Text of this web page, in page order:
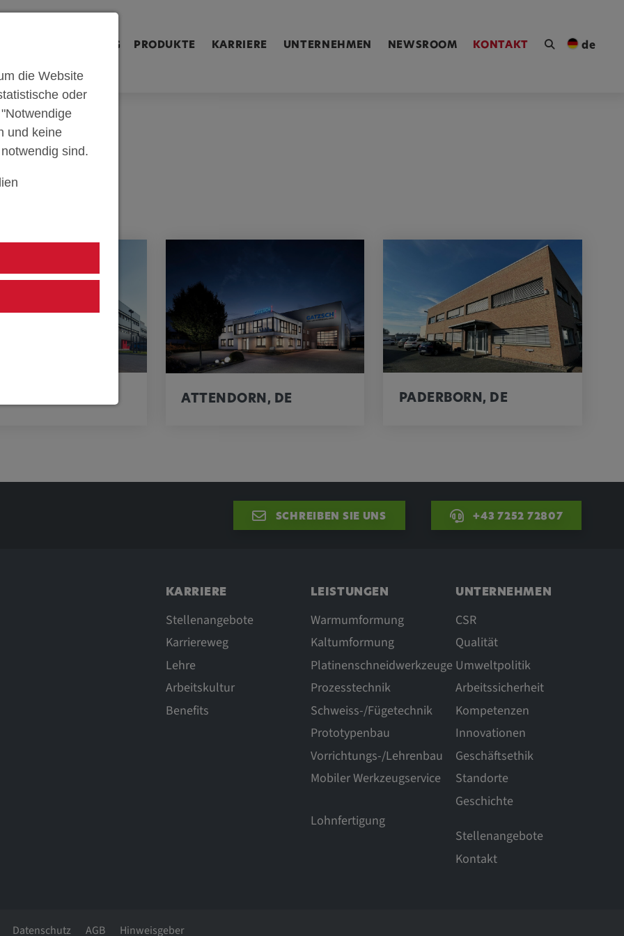
[Alt+2]Zum Inhalt springen [Alt+3]
SERIENFERTIGUNG PRODUKTE KARRIERE UNTERNEHMEN NEWSROOM KONTAKT de
ATTENDORN, DE PADERBORN, DE
SCHREIBEN SIE UNS +43 7252 72807
KARRIERE
Stellenangebote
Karriereweg
Lehre
Arbeitskultur
Benefits
LEISTUNGEN
Warmumformung
Kaltumformung
Platinenschneidwerkzeuge
Prozesstechnik
Schweiss-/Fügetechnik
Prototypenbau
Vorrichtungs-/Lehrenbau
Mobiler Werkzeugservice
Lohnfertigung
UNTERNEHMEN
CSR
Qualität
Umweltpolitik
Arbeitssicherheit
Kompetenzen
Innovationen
Geschäftsethik
Standorte
Geschichte
Stellenangebote
Kontakt
Datenschutz AGB Hinweisgeber
die Website
oder
und keine
sind.